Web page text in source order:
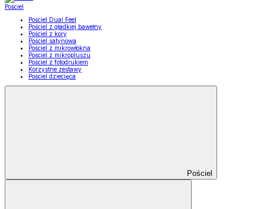
Pościel
Pościel Dual Feel
Pościel z gładkiej bawełny
Pościel z kory
Pościel satynowa
Pościel z mikrowłókna
Pościel z mikropluszu
Pościel z fotodrukiem
Korzystne zestawy
Pościel dziecięca
Pościel